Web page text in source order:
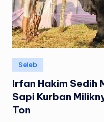
Posted
in
Seleb
Irfan Hakim Sedih
Sapi Kurban
Ton